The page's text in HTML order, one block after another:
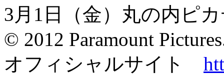
3月1日（金）丸の内ピ
© 2012 Paramount
オフィシャルサイト